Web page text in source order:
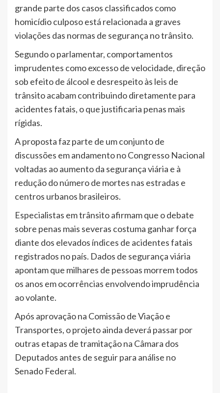
grande parte dos casos classificados como
homicídio culposo está relacionada a graves
violações das normas de segurança no trânsito.
Segundo o parlamentar, comportamentos
imprudentes como excesso de velocidade, direção
sob efeito de álcool e desrespeito às leis de
trânsito acabam contribuindo diretamente para
acidentes fatais, o que justificaria penas mais
rígidas.
A proposta faz parte de um conjunto de
discussões em andamento no Congresso Nacional
voltadas ao aumento da segurança viária e à
redução do número de mortes nas estradas e
centros urbanos brasileiros.
Especialistas em trânsito afirmam que o debate
sobre penas mais severas costuma ganhar força
diante dos elevados índices de acidentes fatais
registrados no país. Dados de segurança viária
apontam que milhares de pessoas morrem todos
os anos em ocorrências envolvendo imprudência
ao volante.
Após aprovação na Comissão de Viação e
Transportes, o projeto ainda deverá passar por
outras etapas de tramitação na Câmara dos
Deputados antes de seguir para análise no
Senado Federal.